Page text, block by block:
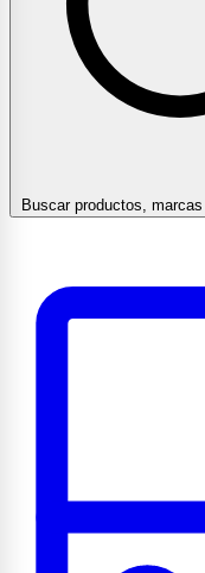
Buscar productos, marcas